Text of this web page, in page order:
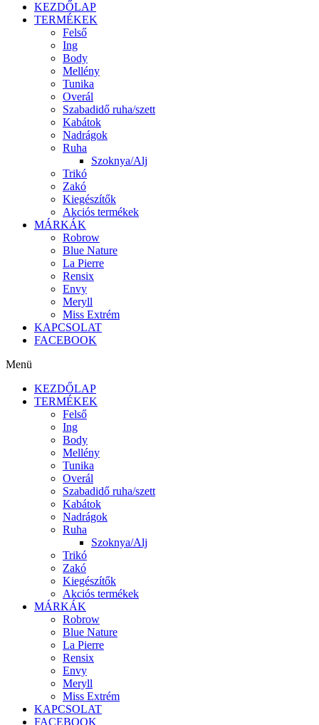
KEZDŐLAP
TERMÉKEK
Felső
Ing
Body
Mellény
Tunika
Overál
Szabadidő ruha/szett
Kabátok
Nadrágok
Ruha
Szoknya/Alj
Trikó
Zakó
Kiegészítők
Akciós termékek
MÁRKÁK
Robrow
Blue Nature
La Pierre
Rensix
Envy
Meryll
Miss Extrém
KAPCSOLAT
FACEBOOK
Menü
KEZDŐLAP
TERMÉKEK
Felső
Ing
Body
Mellény
Tunika
Overál
Szabadidő ruha/szett
Kabátok
Nadrágok
Ruha
Szoknya/Alj
Trikó
Zakó
Kiegészítők
Akciós termékek
MÁRKÁK
Robrow
Blue Nature
La Pierre
Rensix
Envy
Meryll
Miss Extrém
KAPCSOLAT
FACEBOOK